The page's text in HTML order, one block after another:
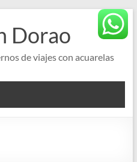
Dorao
de viajes con acuarelas